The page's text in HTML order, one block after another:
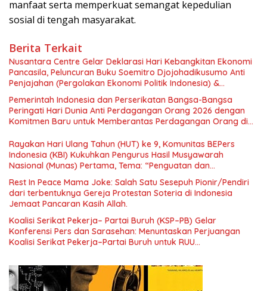
manfaat serta memperkuat semangat kepedulian
sosial di tengah masyarakat.
Berita Terkait
Nusantara Centre Gelar Deklarasi Hari Kebangkitan Ekonomi
Pancasila, Peluncuran Buku Soemitro Djojohadikusumo Anti
Penjajahan (Pergolakan Ekonomi Politik Indonesia) &
Simposium Nasional “Urgensi Undang-Undang Perekonomian
Nasional dan Kesejahteraan Sosial dalam Menata Bangsa
Menuju Indonesia Emas 2045”,
Pemerintah Indonesia dan Perserikatan Bangsa-Bangsa
Peringati Hari Dunia Anti Perdagangan Orang 2026 dengan
Komitmen Baru untuk Memberantas Perdagangan Orang di
Rayakan Hari Ulang Tahun (HUT) ke 9, Komunitas BEPers
Indonesia (KBI) Kukuhkan Pengurus Hasil Musyawarah
Nasional (Munas) Pertama, Tema: “Penguatan dan
Pengembangan Organisasi KBI yang Berbasis Riset di seluruh
Indonesia dan Mancanegara”.
Rest In Peace Mama Joke: Salah Satu Sesepuh Pionir/Pendiri
dari terbentuknya Gereja Protestan Soteria di Indonesia
Jemaat Pancaran Kasih Allah.
Koalisi Serikat Pekerja– Partai Buruh (KSP–PB) Gelar
Konferensi Pers dan Sarasehan: Menuntaskan Perjuangan
Koalisi Serikat Pekerja–Partai Buruh untuk RUU